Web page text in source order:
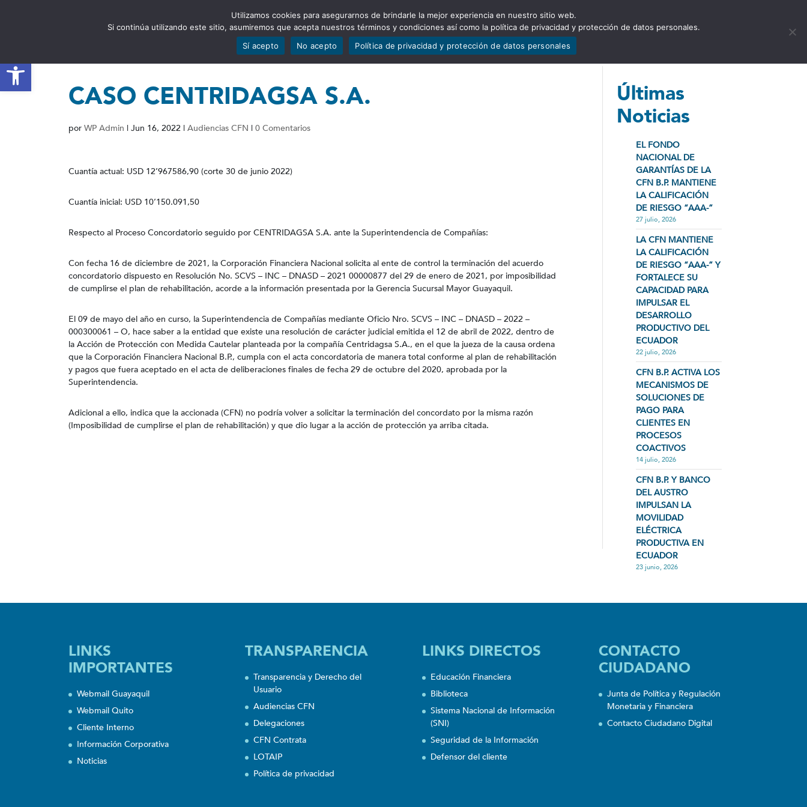
Abrir barra de herramientas
ESTADÍSTICAS PORTAFOLIO QUIÉNES SOMOS TRANSPARENCIA NOTICIAS CONTÁCTENOS
CASO CENTRIDAGSA S.A.
por WP Admin | Jun 16, 2022 | Audiencias CFN | 0 Comentarios
Cuantía actual: USD 12’967586,90 (corte 30 de junio 2022)
Cuantía inicial: USD 10’150.091,50
Respecto al Proceso Concordatorio seguido por CENTRIDAGSA S.A. ante la Superintendencia de Compañías:
Con fecha 16 de diciembre de 2021, la Corporación Financiera Nacional solicita al ente de control la terminación del acuerdo
concordatorio dispuesto en Resolución No. SCVS – INC – DNASD – 2021 00000877 del 29 de enero de 2021, por imposibilidad
de cumplirse el plan de rehabilitación, acorde a la información presentada por la Gerencia Sucursal Mayor Guayaquil.
El 09 de mayo del año en curso, la Superintendencia de Compañías mediante Oficio Nro. SCVS – INC – DNASD – 2022 –
000300061 – O, hace saber a la entidad que existe una resolución de carácter judicial emitida el 12 de abril de 2022, dentro de
la Acción de Protección con Medida Cautelar planteada por la compañía Centridagsa S.A., en el que la jueza de la causa ordena
que la Corporación Financiera Nacional B.P., cumpla con el acta concordatoria de manera total conforme al plan de rehabilitación
y pagos que fuera aceptado en el acta de deliberaciones finales de fecha 29 de octubre del 2020, aprobada por la
Superintendencia.
Adicional a ello, indica que la accionada (CFN) no podría volver a solicitar la terminación del concordato por la misma razón
(Imposibilidad de cumplirse el plan de rehabilitación) y que dio lugar a la acción de protección ya arriba citada.
Últimas
Noticias
EL FONDO
NACIONAL DE
GARANTÍAS DE LA
CFN B.P. MANTIENE
LA CALIFICACIÓN
DE RIESGO “AAA-”
27 julio, 2026
LA CFN MANTIENE
LA CALIFICACIÓN
DE RIESGO “AAA-” Y
FORTALECE SU
CAPACIDAD PARA
IMPULSAR EL
DESARROLLO
PRODUCTIVO DEL
ECUADOR
22 julio, 2026
CFN B.P. ACTIVA LOS
MECANISMOS DE
SOLUCIONES DE
PAGO PARA
CLIENTES EN
PROCESOS
COACTIVOS
14 julio, 2026
CFN B.P. Y BANCO
DEL AUSTRO
IMPULSAN LA
MOVILIDAD
ELÉCTRICA
PRODUCTIVA EN
ECUADOR
23 junio, 2026
LINKS
IMPORTANTES
Webmail Guayaquil
Webmail Quito
Cliente Interno
Información Corporativa
Noticias
TRANSPARENCIA
Transparencia y Derecho del
Usuario
Audiencias CFN
Delegaciones
CFN Contrata
LOTAIP
Política de privacidad
LINKS DIRECTOS
Educación Financiera
Biblioteca
Sistema Nacional de Información
(SNI)
Seguridad de la Información
Defensor del cliente
CONTACTO
CIUDADANO
Junta de Política y Regulación
Monetaria y Financiera
Contacto Ciudadano Digital
Utilizamos cookies para asegurarnos de brindarle la mejor experiencia en nuestro sitio web.
Si continúa utilizando este sitio, asumiremos que acepta nuestros términos y condiciones así como la política de privacidad y protección de datos personales.
Sí acepto
No acepto Política de privacidad y protección de datos personales